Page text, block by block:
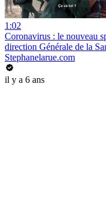
1:02
Coronavirus : le nouveau
direction Générale de la
Stephanelarue.com
il y a 6 ans